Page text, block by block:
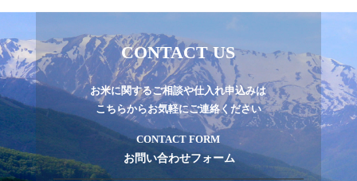
CONTACT US
お米に関するご相談や仕入れ申込みは
こちらからお気軽にご連絡ください
CONTACT FORM
お問い合わせフォーム